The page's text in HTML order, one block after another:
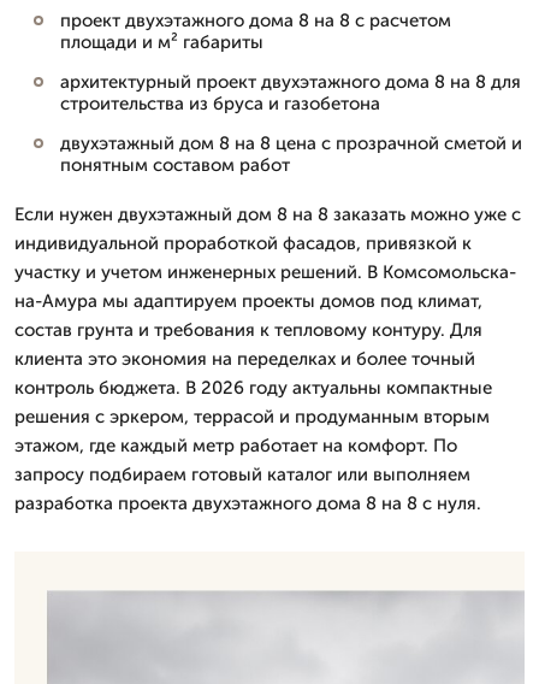
проект двухэтажного дома 8 на 8 с расчетом
площади и м² габариты
архитектурный проект двухэтажного дома 8 на 8 для
строительства из бруса и газобетона
двухэтажный дом 8 на 8 цена с прозрачной сметой и
понятным составом работ
Если нужен двухэтажный дом 8 на 8 заказать можно уже с
индивидуальной проработкой фасадов, привязкой к
участку и учетом инженерных решений. В Комсомольска-
на-Амура мы адаптируем проекты домов под климат,
состав грунта и требования к тепловому контуру. Для
клиента это экономия на переделках и более точный
контроль бюджета. В 2026 году актуальны компактные
решения с эркером, террасой и продуманным вторым
этажом, где каждый метр работает на комфорт. По
запросу подбираем готовый каталог или выполняем
разработка проекта двухэтажного дома 8 на 8 с нуля.